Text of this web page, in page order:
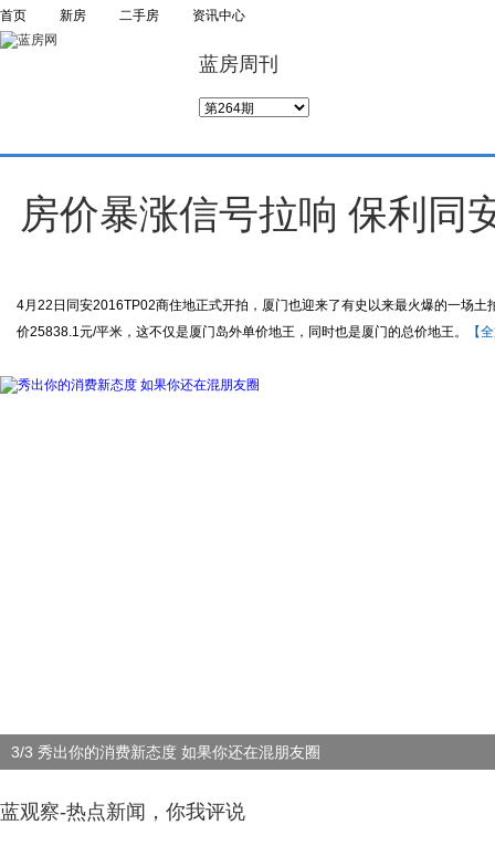
首页 新房 二手房 资讯中心
蓝房周刊
房价暴涨信号拉响 保利同
4月22日同安2016TP02商住地正式开拍，厦门也迎来了有史以来最火爆的一场
价25838.1元/平米，这不仅是厦门岛外单价地王，同时也是厦门的总价地王。
【
3/3 秀出你的消费新态度 如果你还在混朋友圈
蓝观察-热点新闻，你我评说